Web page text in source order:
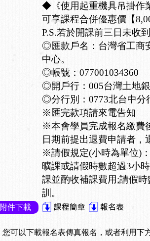
◆《使用起重機具吊掛作
可享課程合併優惠價【
P.S.若於開課前三日未收
◎匯款戶名：台灣省工商
中心。
◎帳號：077001034360
◎開戶行：005台灣土地
◎分行別：0773北台中分
※匯完款項請來電告知
※本會學員完成報名繳費
日期前提出退費申請者，
※請假規定(小時為單位)
曠課或請假時數超過3小
課並酌收補課費用;請假
訓。
附件下載
您可以下載報名表傳真報名，或者利用下